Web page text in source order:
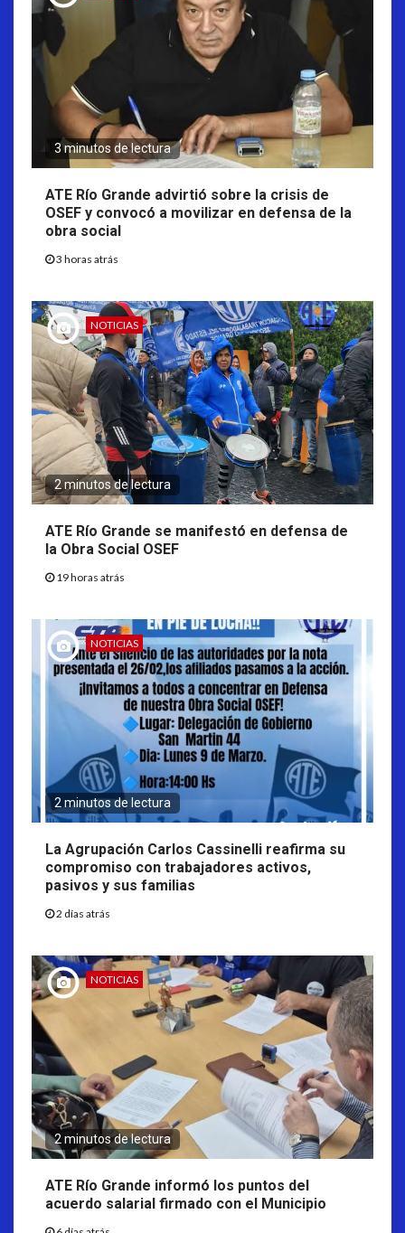
3 minutos de lectura
ATE Río Grande advirtió sobre la crisis de
OSEF y convocó a movilizar en defensa de la
obra social
3 horas atrás
NOTICIAS
2 minutos de lectura
ATE Río Grande se manifestó en defensa de
la Obra Social OSEF
19 horas atrás
NOTICIAS
2 minutos de lectura
La Agrupación Carlos Cassinelli reafirma su
compromiso con trabajadores activos,
pasivos y sus familias
2 días atrás
NOTICIAS
2 minutos de lectura
ATE Río Grande informó los puntos del
acuerdo salarial firmado con el Municipio